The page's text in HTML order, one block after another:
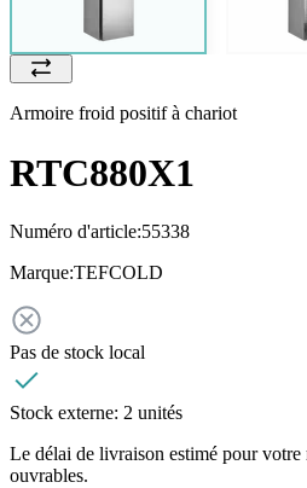
Armoire froid positif à chariot
RTC880X1
Numéro d'article:55338
Marque:TEFCOLD
Pas de stock local
Stock externe: 2 unités
Le délai de livraison estimé pour votre
ouvrables.